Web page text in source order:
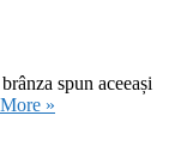
spun aceeași
»